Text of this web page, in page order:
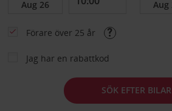
Förare över 25 år
Jag har en rabattkod
SÖK EFTER BILAR